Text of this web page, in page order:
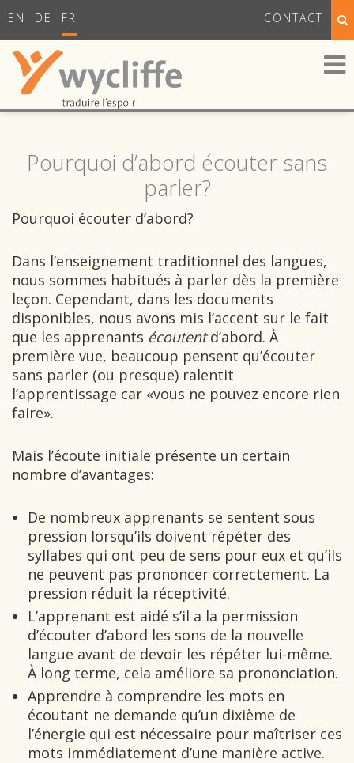
EN DE FR CONTACT
Pourquoi d’abord écouter sans
parler?
Pourquoi écouter d’abord?
Dans l’enseignement traditionnel des langues,
nous sommes habitués à parler dès la première
leçon. Cependant, dans les documents
disponibles, nous avons mis l’accent sur le fait
que les apprenants écoutentd’abord. À
première vue, beaucoup pensent qu’écouter
sans parler (ou presque) ralentit
l’apprentissage car «vous ne pouvez encore rien
faire».
Mais l’écoute initiale présente un certain
nombre d’avantages:
De nombreux apprenants se sentent sous
pression lorsqu’ils doivent répéter des
syllabes qui ont peu de sens pour eux et qu’ils
ne peuvent pas prononcer correctement. La
pression réduit la réceptivité.
L’apprenant est aidé s’il a la permission
d’écouter d’abord les sons de la nouvelle
langue avant de devoir les répéter lui-même.
À long terme, cela améliore sa prononciation.
Apprendre à comprendre les mots en
écoutant ne demande qu’un dixième de
l’énergie qui est nécessaire pour maîtriser ces
mots immédiatement d’une manière active.